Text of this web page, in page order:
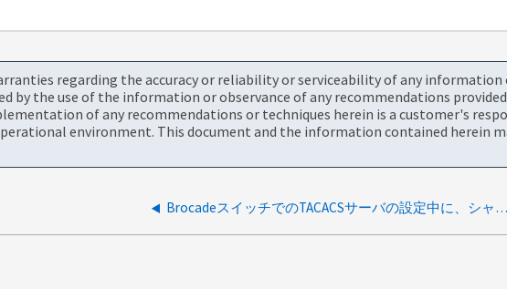
regarding the accuracy or reliability or serviceability of any
by the use of the information or observance of any recommendations
of any recommendations or techniques herein is a customer's
environment. This document and the information contained herein
BrocadeスイッチでのTACACSサーバの設定中に、シャーシロールエラーが無効です